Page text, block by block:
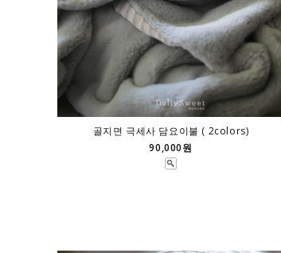
골지면 극세사 담요이불 ( 2colors)
90,000원